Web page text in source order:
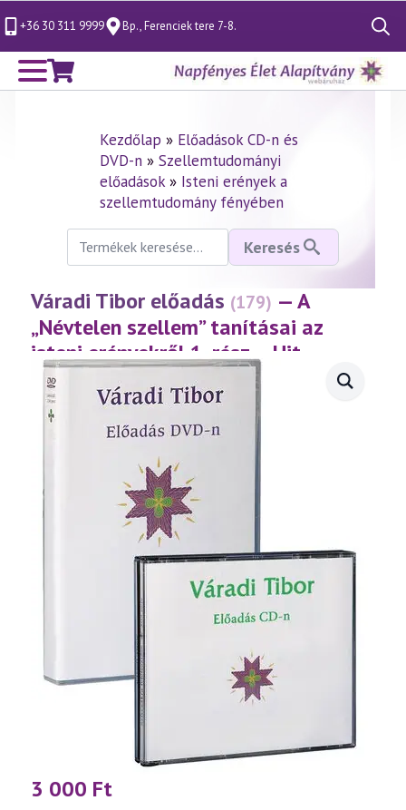
+36 30 311 9999 Bp., Ferenciek tere 7-8.
Search
for:
Kezdőlap » Előadások CD-n és
DVD-n» Szellemtudományi
előadások» Isteni erények a
szellemtudomány fényében
Keresés
következőre:
Keresés
Váradi Tibor előadás (179) — A
„Névtelen szellem” tanításai az
isteni erényekről 1. rész – Hit
(2001.01.12.)
3 000 Ft